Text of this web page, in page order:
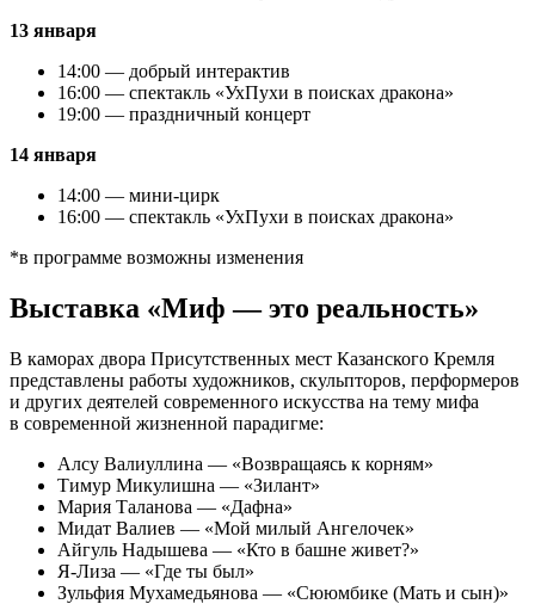
13 января
14:00 — добрый интерактив
16:00 — спектакль «УхПухи в поисках дракона»
19:00 — праздничный концерт
14 января
14:00 — мини-цирк
16:00 — спектакль «УхПухи в поисках дракона»
*в программе возможны изменения
Выставка «Миф — это реальность»
В каморах двора Присутственных мест Казанского Кремля
представлены работы художников, скульпторов, перформеров
и других деятелей современного искусства на тему мифа
в современной жизненной парадигме:
Алсу Валиуллина — «Возвращаясь к корням»
Тимур Микулишна — «Зилант»
Мария Таланова — «Дафна»
Мидат Валиев — «Мой милый Ангелочек»
Айгуль Надышева — «Кто в башне живет?»
Я-Лиза — «Где ты был»
Зульфия Мухамедьянова — «Сююмбике (Мать и сын)»